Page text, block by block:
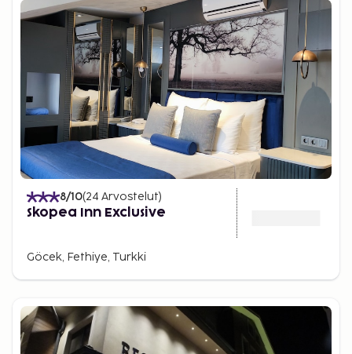
8/10(24 Arvostelut)
Skopea Inn Exclusive
Göcek, Fethiye, Turkki